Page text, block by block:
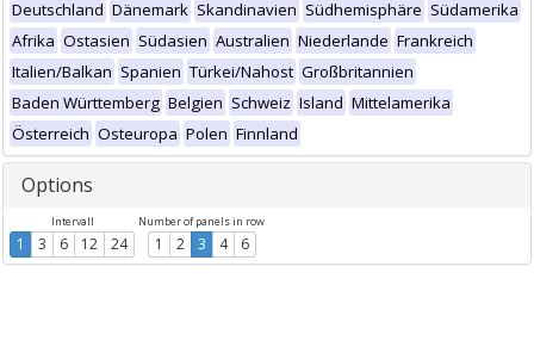
Deutschland Dänemark Skandinavien Südhemisphäre Südamerika
Afrika Ostasien Südasien Australien Niederlande Frankreich
Italien/Balkan Spanien Türkei/Nahost Großbritannien
Baden Württemberg Belgien Schweiz Island Mittelamerika
Österreich Osteuropa Polen Finnland
Options
Intervall
1 3 6 12 24
Number of panels in row
1 2 3 4 6